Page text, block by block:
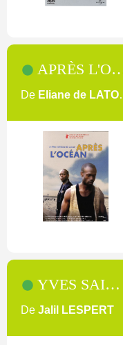
APRÈS L'OCÉAN
De Eliane de LATOUR
YVES SAINT LAURENT
De Jalil LESPERT